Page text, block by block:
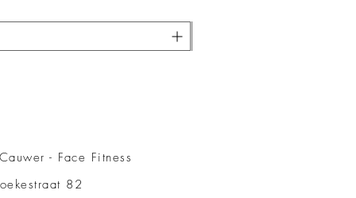
- Face Fitness
82